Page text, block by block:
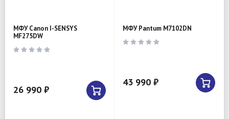
МФУ Canon I-SENSYS
MF275DW
26 990 ₽
МФУ Pantum M7102DN
43 990 ₽